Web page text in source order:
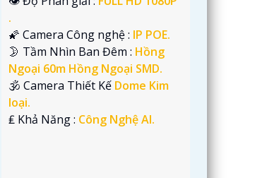
.
🌠 Camera Công nghệ : IP POE.
🌛 Tầm Nhìn Ban Đêm : Hồng
Ngoại 60m Hồng Ngoại SMD.
🕉️ Camera Thiết Kế Dome Kim
loại.
️₤ Khả Năng : Công Nghệ AI.